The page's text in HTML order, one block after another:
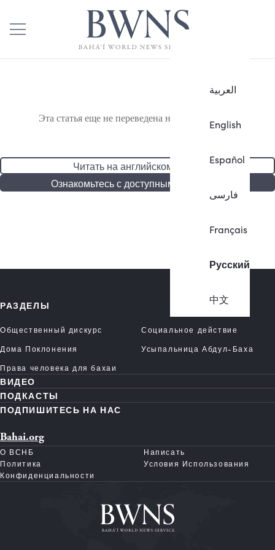
العربية
English
Español
فارسی
Français
Русский
中文
Эта статья еще не переведена на русский язык.
Читать на английском языке
Ознакомьтесь с доступными статьями
РАЗДЕЛЫ
Общественный дискурс
Социальное действие
Дома Поклонения
Усыпальница Абдул-Баха
Права человека для бахаи
ВИДЕО
ПОДКАСТЫ
ПОДПИШИТЕСЬ НА НАС
Bahai.org
О ВСНБ
Написать
Политика
Конфиденциальности
Условия Использования